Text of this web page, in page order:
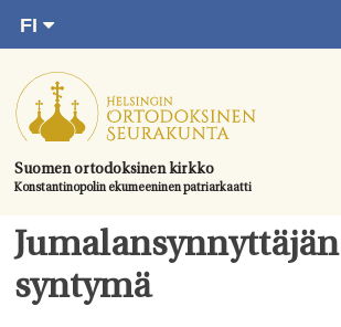
suoraan
sisältöön.
Suomen ortodoksinen kirkko
Konstantinopolin ekumeeninen patriarkaatti
FI
SV
EN
UA
Etusivu
Ajankohtaista
Juhlat & toimitukset
Kirkot
Apua & tukea
Jumalansynnyttäjän
syntymä